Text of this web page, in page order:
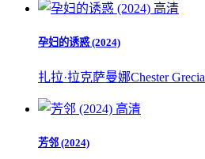
高清
孕妇的诱惑 (2024)
扎拉·拉克萨曼娜Chester Grecia
高清
芳邻 (2024)